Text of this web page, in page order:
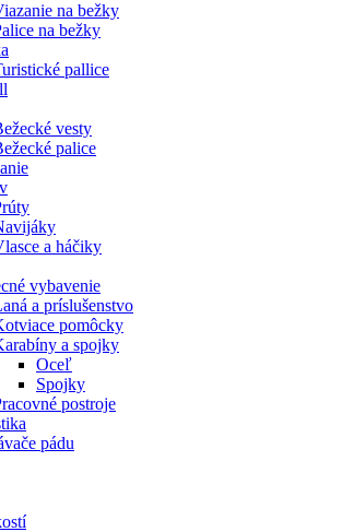
na bežky
na bežky
pallice
vesty
palice
a háčiky
vybavenie
a príslušenstvo
pomôcky
a spojky
Oceľ
Spojky
postroje
pádu